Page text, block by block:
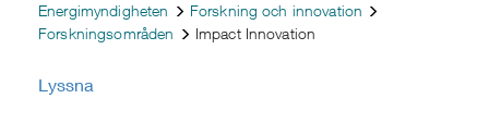
Energimyndigheten
Forskning och innovation
Forskningsområden
Impact Innovation
Lyssna